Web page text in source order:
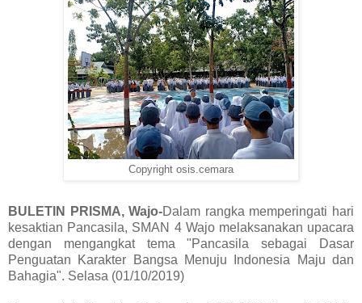
Copyright osis.cemara
BULETIN PRISMA, Wajo-Dalam rangka memperingati hari
kesaktian Pancasila, SMAN 4 Wajo melaksanakan upacara
dengan mengangkat tema "Pancasila sebagai Dasar
Penguatan Karakter Bangsa Menuju Indonesia Maju dan
Bahagia". Selasa (01/10/2019)